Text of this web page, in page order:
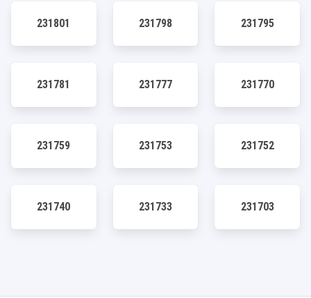
231801 231798 231795
231781 231777 231770
231759 231753 231752
231740 231733 231703